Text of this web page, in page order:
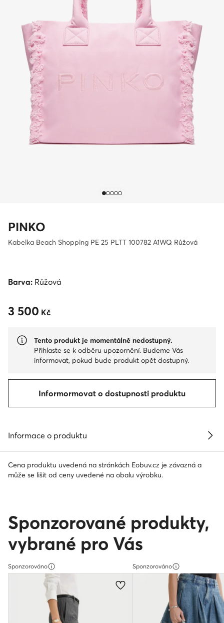
PINKO
Kabelka Beach Shopping PE 25 PLTT 100782 A1WQ Růžová
Barva: Růžová
3 500 Kč
3 500 Kč
Tento produkt je momentálně nedostupný.
Přihlaste se k odběru upozornění. Budeme Vás
informovat, pokud bude produkt opět dostupný.
Informormovat o dostupnosti produktu
Informace o produktu
Cena produktu uvedená na stránkách Eobuv.cz je závazná a
může se lišit od ceny uvedené na obalu výrobku.
Sponzorované produkty,
vybrané pro Vás
Sponzorováno Sponzorováno